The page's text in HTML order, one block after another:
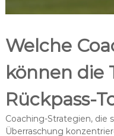
Welche
können die
Rückpass-
Coaching-Strategien, die
Überraschung